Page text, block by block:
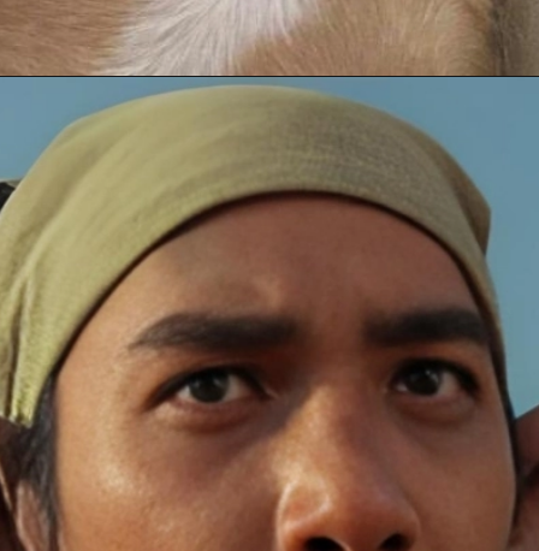
Đang mở https://anhanime.vn/face-meme/